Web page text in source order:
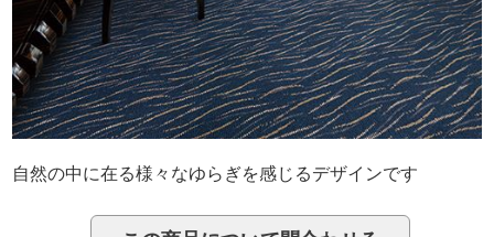
自然の中に在る様々なゆらぎを感じるデザインです